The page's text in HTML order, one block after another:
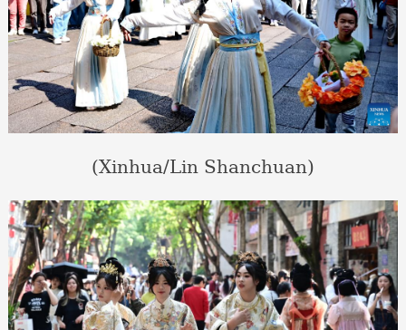
(Xinhua/Lin Shanchuan)